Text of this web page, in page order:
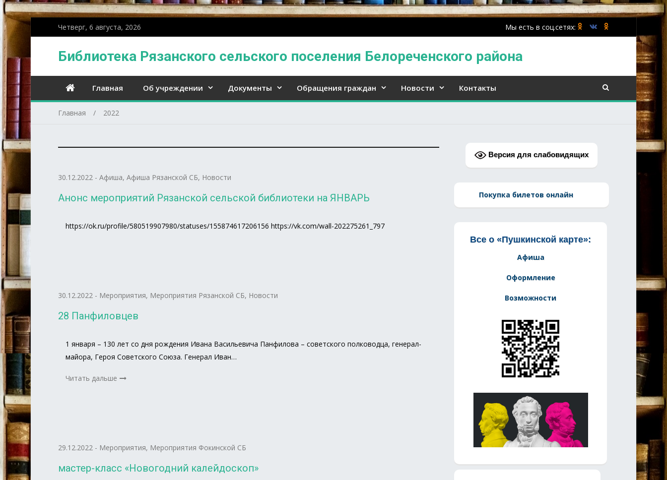
Четверг, 6 августа, 2026
Библиотека Рязанского сельского поселения Белореченского района
Главная Об учреждении Документы Обращения граждан Новости Контакты
Главная 2022
30.12.2022 - Афиша, Афиша Рязанской СБ, Новости
Анонс мероприятий Рязанской сельской библиотеки на ЯНВАРЬ
https://ok.ru/profile/580519907980/statuses/155874617206156 https://vk.com/wall-202275261_797
30.12.2022 - Мероприятия, Мероприятия Рязанской СБ, Новости
28 Панфиловцев
1 января ­– 130 лет со дня рождения Ивана Васильевича Панфилова – советского полководца, генерал-
майора, Героя Советского Союза. Генерал Иван…
Читать дальше
29.12.2022 - Мероприятия, Мероприятия Фокинской СБ
мастер-класс «Новогодний калейдоскоп»
Версия для слабовидящих
Покупка билетов онлайн
Все о «Пушкинской карте»:
Афиша
Оформление
Возможности